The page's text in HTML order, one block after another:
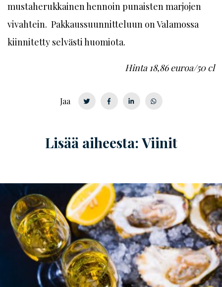
mustaherukkainen hennoin punaisten marjojen
vivahtein. Pakkaus­suunnitteluun on Valamossa
kiinnitetty selvästi huomiota.
Hinta 18,86 euroa/50 cl
Jaa
Lisää aiheesta: Viinit